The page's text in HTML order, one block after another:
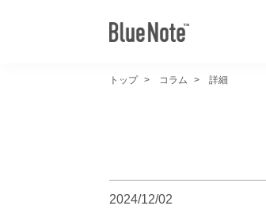
トップ コラム 詳細
2024/12/02